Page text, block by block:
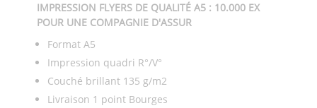
IMPRESSION FLYERS DE QUALITÉ A5 : 10.000 EX
POUR UNE COMPAGNIE D'ASSUR
Format A5
Impression quadri R°/V°
Couché brillant 135 g/m2
Livraison 1 point Bourges